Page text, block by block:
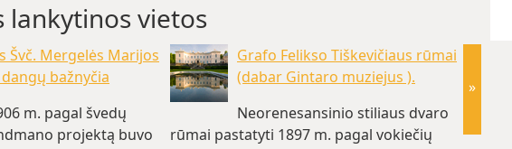
lankytinos vietos
Švč. Mergelės Marijos
bažnyčia
m. pagal švedų
projektą buvo
Grafo Felikso Tiškevičiaus rūmai
(dabar Gintaro muziejus ).
Neorenesansinio stiliaus dvaro
rūmai pastatyti 1897 m. pagal vokiečių
»